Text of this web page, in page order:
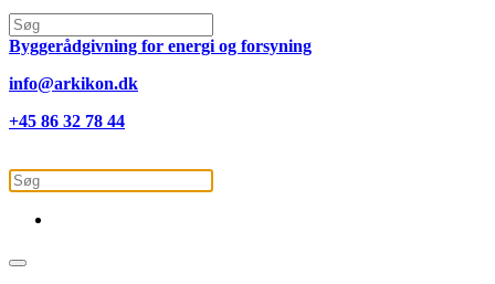
Byggerådgivning for energi og forsyning
info@arkikon.dk
+45 86 32 78 44